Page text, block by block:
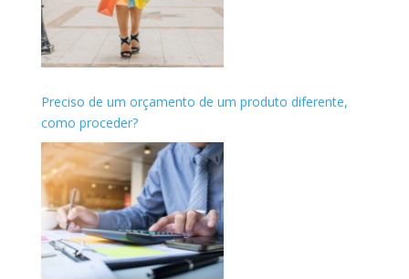
Preciso de um orçamento de um produto diferente,
como proceder?